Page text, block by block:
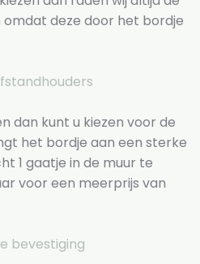
deze door het bordje
dan kunt u kiezen voor de
het bordje aan een sterke
1 gaatje in de muur te
voor een meerprijs van
bevestiging